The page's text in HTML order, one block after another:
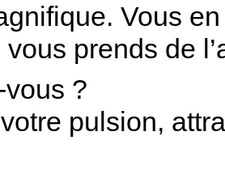
Vous
prends de
?
pulsion,